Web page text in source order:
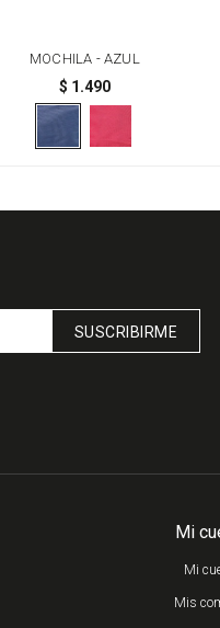
MOCHILA - AZUL
$ 1.490
Mi
Mi
Mis
SUSCRIBIRME